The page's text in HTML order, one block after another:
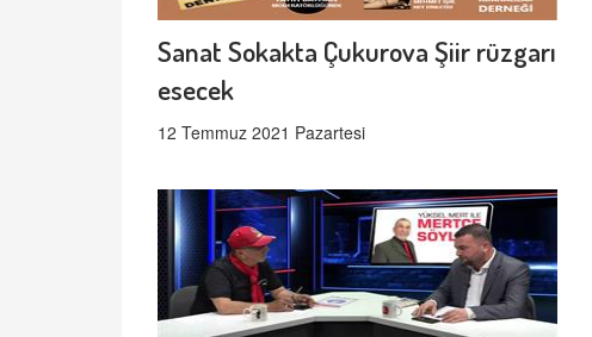
Sanat Sokakta Çukurova Şiir rüzgarı
esecek
12 Temmuz 2021 Pazartesi